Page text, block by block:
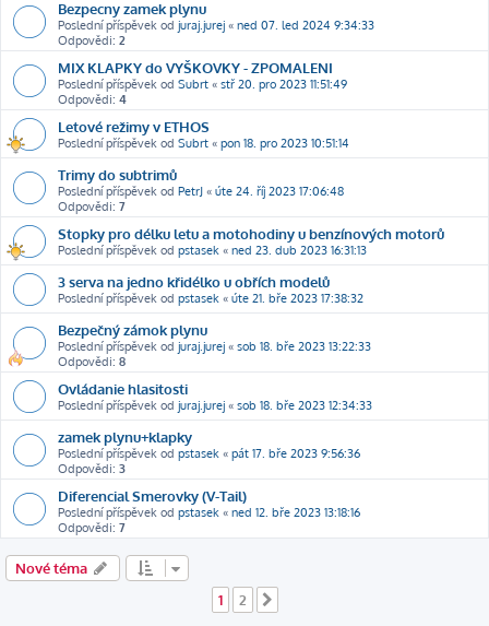
Bezpecny zamek plynu
Poslední příspěvek od juraj.jurej « ned 07. led 2024 9:34:33
Odpovědi: 2
MIX KLAPKY do VYŠKOVKY - ZPOMALENI
Poslední příspěvek od Subrt « stř 20. pro 2023 11:51:49
Odpovědi: 4
Letové režimy v ETHOS
Poslední příspěvek od Subrt « pon 18. pro 2023 10:51:14
Trimy do subtrimů
Poslední příspěvek od PetrJ « úte 24. říj 2023 17:06:48
Odpovědi: 7
Stopky pro délku letu a motohodiny u benzínových motorů
Poslední příspěvek od pstasek « ned 23. dub 2023 16:31:13
3 serva na jedno křidélko u obřích modelů
Poslední příspěvek od pstasek « úte 21. bře 2023 17:38:32
Bezpečný zámok plynu
Poslední příspěvek od juraj.jurej « sob 18. bře 2023 13:22:33
Odpovědi: 8
Ovládanie hlasitosti
Poslední příspěvek od juraj.jurej « sob 18. bře 2023 12:34:33
zamek plynu+klapky
Poslední příspěvek od pstasek « pát 17. bře 2023 9:56:36
Odpovědi: 3
Diferencial Smerovky (V-Tail)
Poslední příspěvek od pstasek « ned 12. bře 2023 13:18:16
Odpovědi: 7
Nové téma
1
2